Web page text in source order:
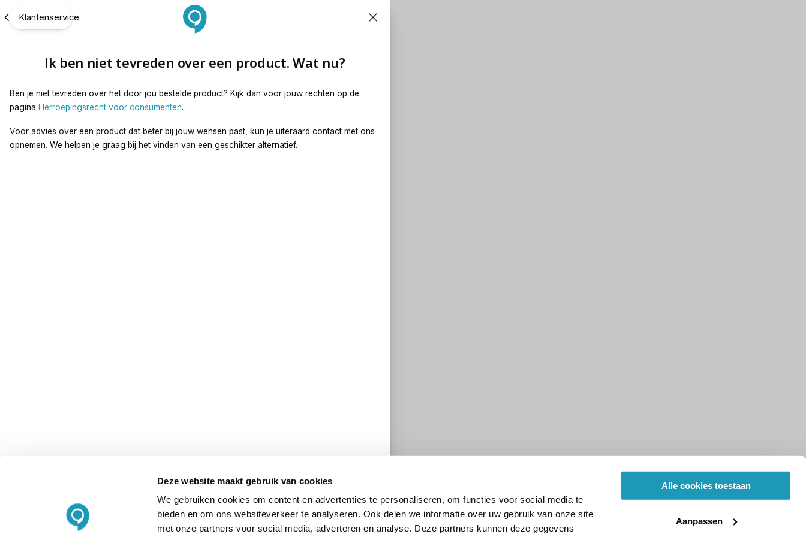
Deze website maakt gebruik van cookies
We gebruiken cookies om content en advertenties te personaliseren, om functies voor social media te
bieden en om ons websiteverkeer te analyseren. Ook delen we informatie over uw gebruik van onze site
met onze partners voor social media, adverteren en analyse. Deze partners kunnen deze gegevens
Alle cookies toestaan
Aanpassen
Klantenservice Ik ben niet tevreden over een product. Wat nu?
Ik ben niet tevreden over een product. Wat nu?
Ben je niet tevreden over het door jou bestelde product? Kijk dan voor jouw rechten op de
pagina Herroepingsrecht voor consumenten.
Voor advies over een product dat beter bij jouw wensen past, kun je uiteraard contact met ons
opnemen. We helpen je graag bij het vinden van een geschikter alternatief.